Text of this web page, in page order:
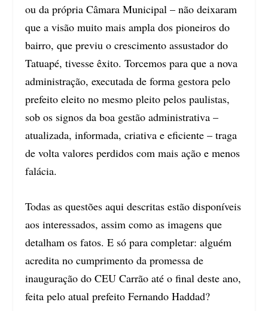
ou da própria Câmara Municipal – não deixaram
que a visão muito mais ampla dos pioneiros do
bairro, que previu o crescimento assustador do
Tatuapé, tivesse êxito. Torcemos para que a nova
administração, executada de forma gestora pelo
prefeito eleito no mesmo pleito pelos paulistas,
sob os signos da boa gestão administrativa –
atualizada, informada, criativa e eficiente – traga
de volta valores perdidos com mais ação e menos
falácia.
Todas as questões aqui descritas estão disponíveis
aos interessados, assim como as imagens que
detalham os fatos. E só para completar: alguém
acredita no cumprimento da promessa de
inauguração doCEU Carrão até o final deste ano,
feita pelo atual prefeito Fernando Haddad?